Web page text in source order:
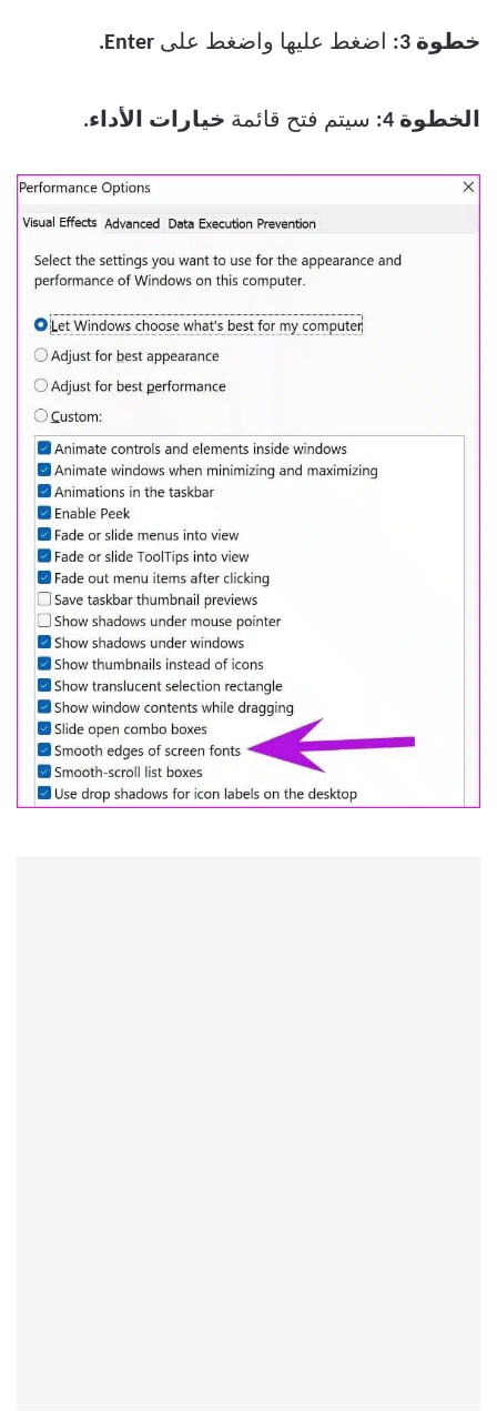
خطوة 3: اضغط عليها واضغط على Enter.
الخطوة 4: سيتم فتح قائمة خيارات الأداء.